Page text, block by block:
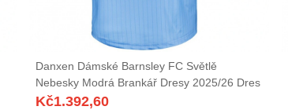
Danxen Dámské Barnsley FC Světlě
Nebesky Modrá Brankář Dresy 2025/26 Dres
Kč1.392,60